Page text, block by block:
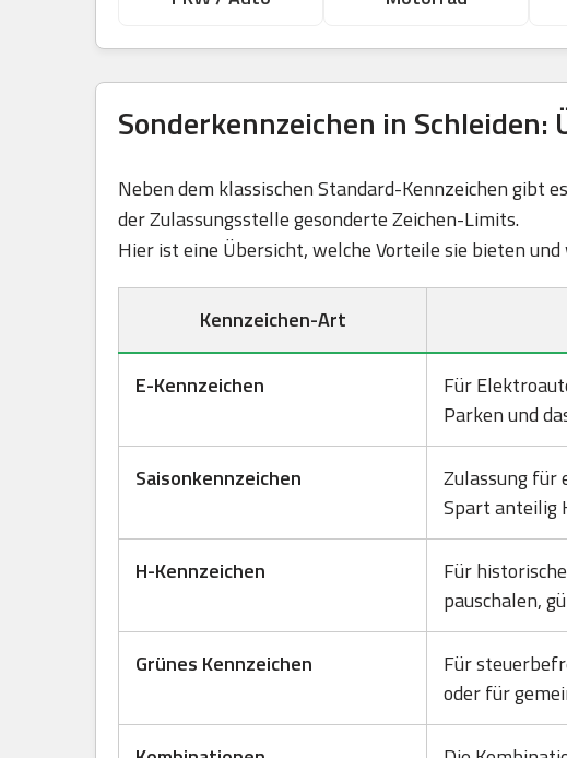
Sonderkennzeichen in
Neben dem klassischen Standard-Kennzeichen gibt
der Zulassungsstelle gesonderte Zeichen-Limits.
Hier ist eine Übersicht, welche Vorteile sie bieten
Kennzeichen-Art
E-Kennzeichen
Für
Parken und
Saisonkennzeichen
Zulassung für
Spart anteilig
H-Kennzeichen
Für
pauschalen,
Grünes Kennzeichen
Für
oder für